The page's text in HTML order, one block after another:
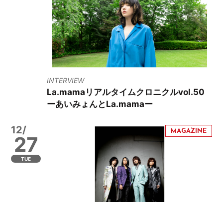
INTERVIEW
La.mamaリアルタイムクロニクルvol.50
ーあいみょんとLa.mamaー
12/
27
TUE